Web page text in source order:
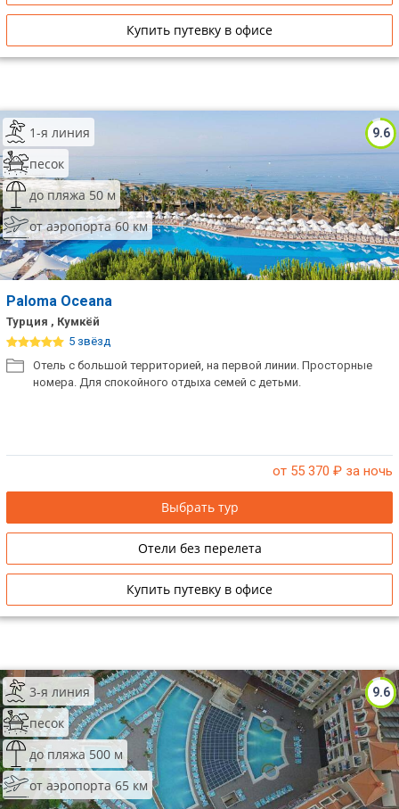
Купить путевку в офисе
9.6
1-я линия
песок
до пляжа 50 м
от аэропорта 60 км
Paloma Oceana
Турция , Кумкёй
5 звёзд
Отель с большой территорией, на первой линии. Просторные
номера. Для спокойного отдыха семей с детьми.
от 55 370 ₽ за ночь
Выбрать тур
Отели без перелета
Купить путевку в офисе
9.6
3-я линия
песок
до пляжа 500 м
от аэропорта 65 км